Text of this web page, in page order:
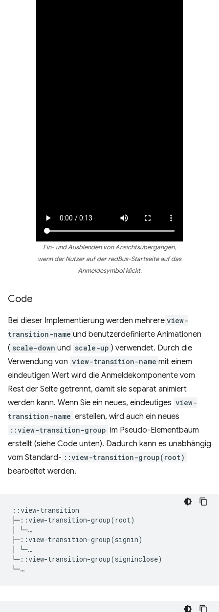
Ein- und Ausblenden von Ansichtsübergängen,
wenn der Nutzer auf der redBus-Startseite auf das
Anmeldesymbol klickt.
Code
Bei dieser Implementierung werden mehrere view-
transition-name und benutzerdefinierte Animationen
( scale-down und scale-up ) verwendet. Durch die
Verwendung von view-transition-name mit einem
eindeutigen Wert wird die Anmeldekomponente vom
Rest der Seite getrennt, damit sie separat animiert
werden kann. Wenn Sie ein neues, eindeutiges view-
transition-name erstellen, wird auch ein neues
::view-transition-group im Pseudo-Elementbaum
erstellt (siehe Code unten). Dadurch kann es unabhängig
vom Standard- ::view-transition-group(root)
bearbeitet werden.
::view-transition
├─::view-transition-group(root)
│ └─…
├─::view-transition-group(signin)
│ └─…
└─::view-transition-group(signinclose)